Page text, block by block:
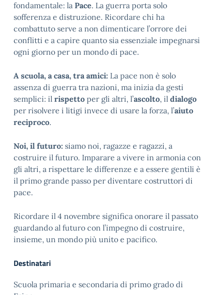
fondamentale: la Pace. La guerra porta solo
sofferenza e distruzione. Ricordare chi ha
combattuto serve a non dimenticare l’orrore dei
conflitti e a capire quanto sia essenziale impegnarsi
ogni giorno per un mondo di pace.
A scuola, a casa, tra amici: La pace non è solo
assenza di guerra tra nazioni, ma inizia da gesti
semplici: il rispetto per gli altri, l’ascolto, il dialogo
per risolvere i litigi invece di usare la forza, l’aiuto
reciproco.
Noi, il futuro: siamo noi, ragazze e ragazzi, a
costruire il futuro. Imparare a vivere in armonia con
gli altri, a rispettare le differenze e a essere gentili è
il primo grande passo per diventare costruttori di
pace.
Ricordare il 4 novembre significa onorare il passato
guardando al futuro con l’impegno di costruire,
insieme, un mondo più unito e pacifico.
Destinatari
Scuola primaria e secondaria di primo grado di